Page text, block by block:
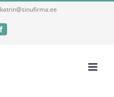
katrin@sinufirma.ee